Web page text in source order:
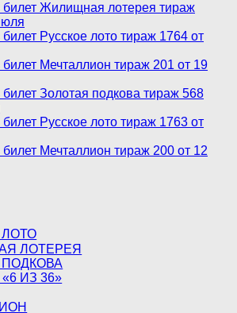
билет Жилищная лотерея тираж
Русское лото тираж 1764 от
Мечталлион тираж 201 от 19
Золотая подкова тираж 568
Русское лото тираж 1763 от
Мечталлион тираж 200 от 12
ЛОТЕРЕЯ
ИЗ 36»